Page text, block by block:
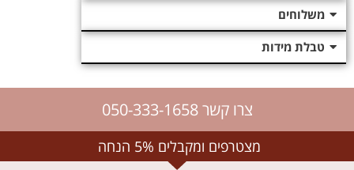
משלוחים
טבלת מידות
צרו קשר 050-333-1658
מצטרפים ומקבלים 5% הנחה